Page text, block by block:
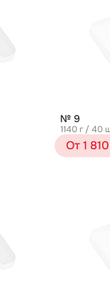
№ 9
1140 г / 40
От 1